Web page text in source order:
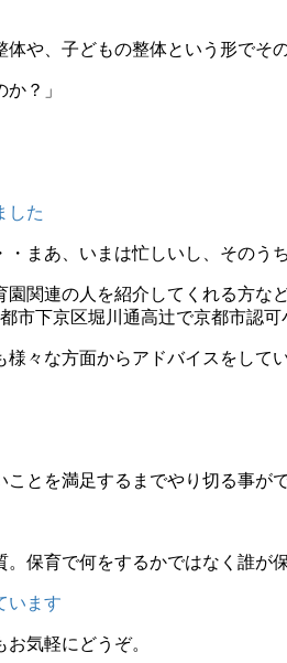
体や、子どもの整体という形でそ
？」
した
・まあ、いまは忙しいし、その
関連の人を紹介してくれる方
市下京区堀川通高辻で京都市認
々な方面からアドバイスをして
ことを満足するまでやり切る事が
保育で何をするかではなく誰が
います
気軽にどうぞ。